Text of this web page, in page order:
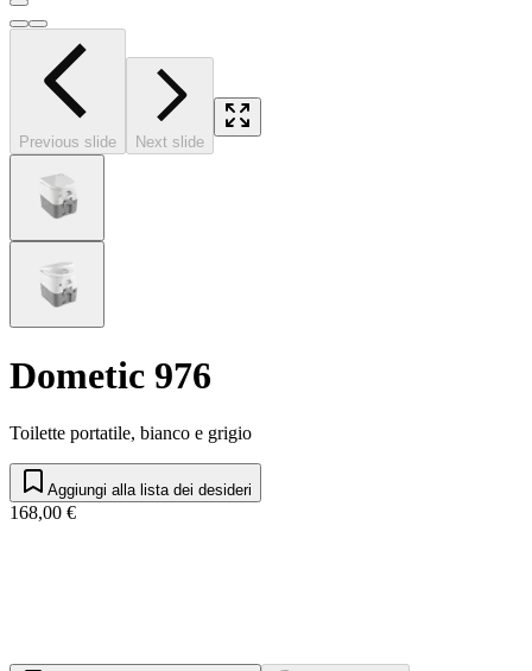
Previous slide Next slide
Dometic 976
Toilette portatile, bianco e grigio
Aggiungi alla lista dei desideri
168,00 €